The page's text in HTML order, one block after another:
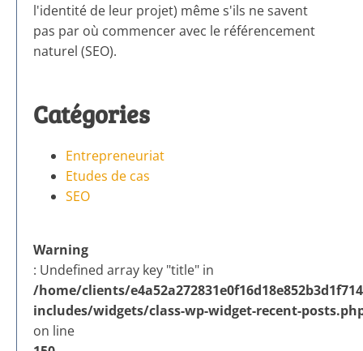
l'identité de leur projet) même s'ils ne savent
pas par où commencer avec le référencement
naturel (SEO).
Catégories
Entrepreneuriat
Etudes de cas
SEO
Warning
: Undefined array key "title" in
/home/clients/
includes/widgets/class-wp-widget-recent-
on line